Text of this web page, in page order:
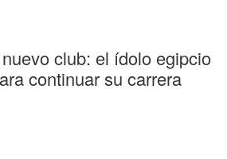
club: el ídolo egipcio
continuar su carrera